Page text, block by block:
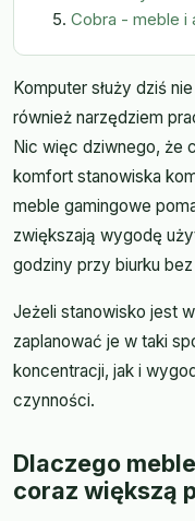
Cobra - meble i
Komputer służy dziś
również narzędziem
Nic więc dziwnego, że
komfort stanowiska
meble gamingowe
zwiększają wygodę
godziny przy biurku
Jeżeli stanowisko jest
zaplanować je w taki
koncentracji, jak i
czynności.
Dlaczego
coraz większą